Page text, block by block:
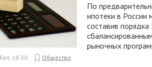
По
ипотеки в России
составив порядка
рыночных
18:30 Общество